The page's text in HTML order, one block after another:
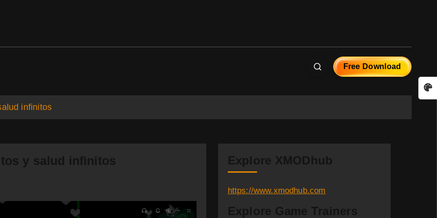
Free Download
infinitos
y salud infinitos Explore XMODhub
https://www.xmodhub.com
Explore Game Trainers